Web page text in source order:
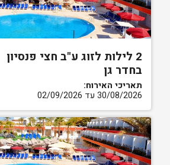
2 לילות לזוג ע"ב חצי פנסיון
בחדר גן
תאריכי האירוח:
30/08/2026 עד 02/09/2026